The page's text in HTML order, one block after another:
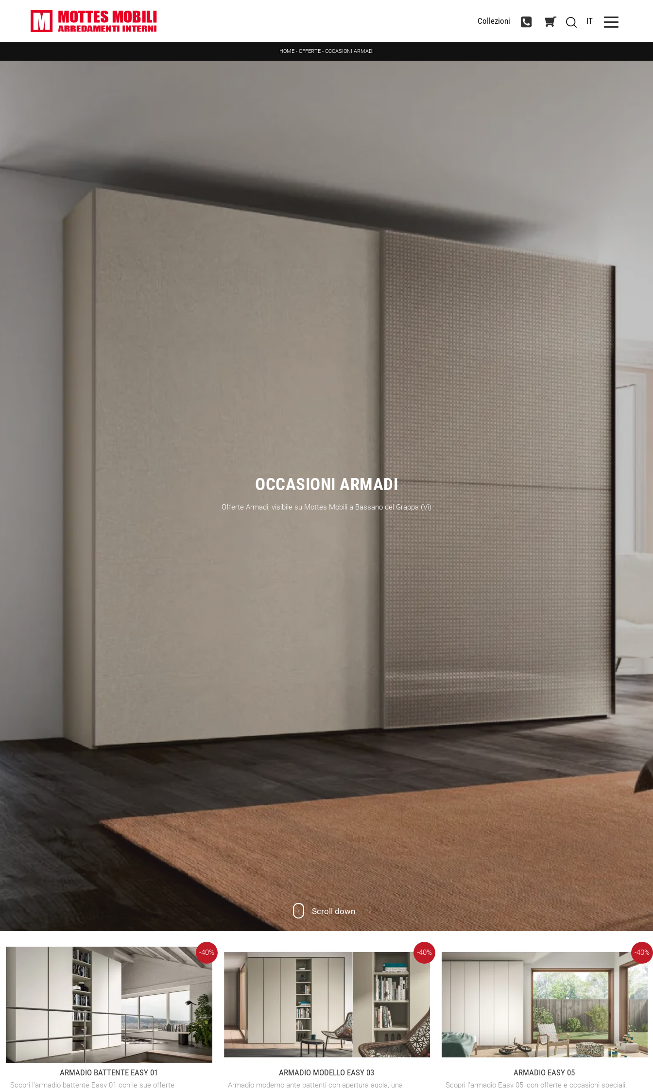
Collezioni IT
HOME - OFFERTE - OCCASIONI ARMADI
OCCASIONI ARMADI
Offerte Armadi, visibile su Mottes Mobili a Bassano del Grappa (Vi)
Scroll down
ARMADIO BATTENTE EASY 01
Scopri l'armadio battente Easy 01 con le sue offerte
-40%
ARMADIO MODELLO EASY 03
Armadio moderno ante battenti con apertura agola, una
-40%
ARMADIO EASY 05
Scopri l'armadio Easy 05, con offerte e occasioni speciali.
-40%